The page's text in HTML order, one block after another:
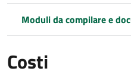
Moduli da compilare e
Costi